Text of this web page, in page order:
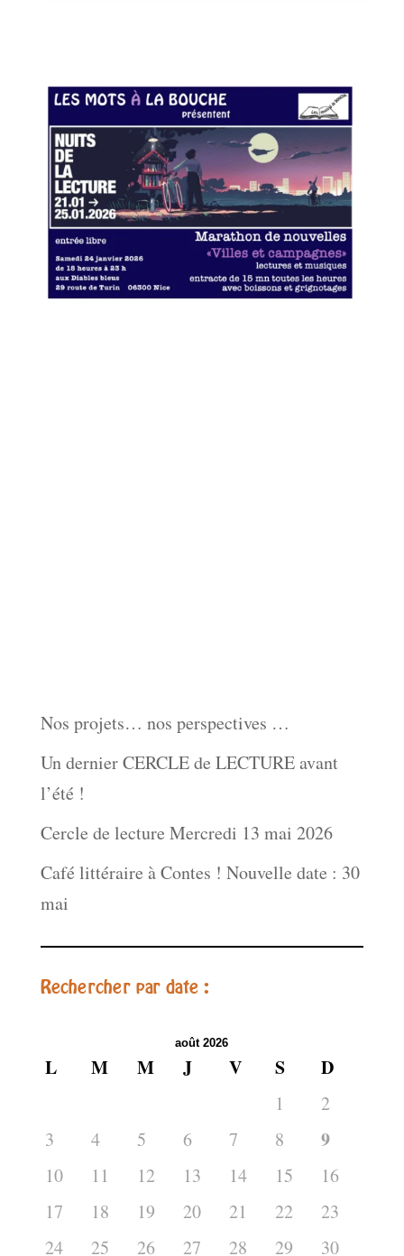
Nos projets… nos perspectives …
Un dernier CERCLE de LECTURE avant
l’été !
Cercle de lecture Mercredi 13 mai 2026
Café littéraire à Contes ! Nouvelle date : 30
mai
Rechercher par date :
août 2026
L M M J V S D
1
2
3
4 5 6 7 8 9
10 11 12 13 14 15
16
17
18 19 20 21 22
23
24
25 26 27 28 29 30